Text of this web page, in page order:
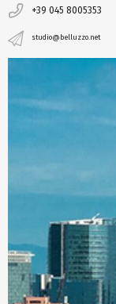
+39 045 8005353
studio@belluzzo.net